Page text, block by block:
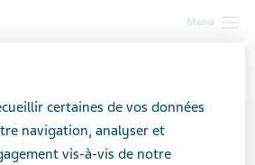
Menu
certaines de vos données
navigation, analyser et
vis-à-vis de notre